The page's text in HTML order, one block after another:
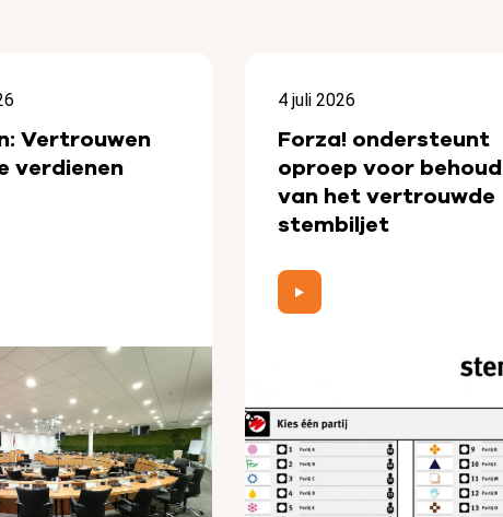
Vertrouwen
verdienen
4 juli 2026
Forza! ondersteunt
oproep voor behoud
van het vertrouwde
stembiljet